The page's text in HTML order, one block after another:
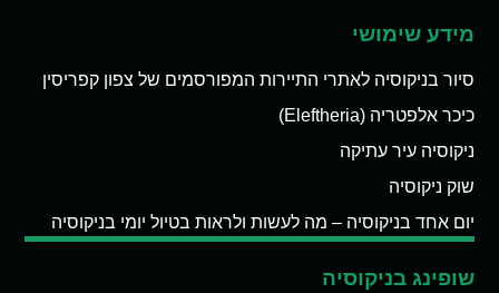
מידע שימושי
סיור בניקוסיה לאתרי התיירות המפורסמים של צפון קפריסין
כיכר אלפטריה (Eleftheria)
ניקוסיה עיר עתיקה
שוק ניקוסיה
יום אחד בניקוסיה – מה לעשות ולראות בטיול יומי בניקוסיה
שופינג בניקוסיה